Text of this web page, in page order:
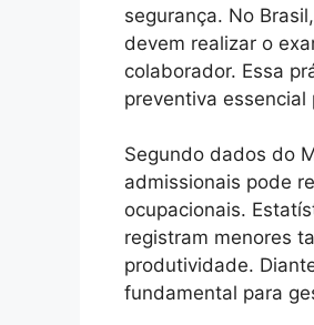
segurança. No
devem realizar o
colaborador. Essa
preventiva
Segundo dados do
admissionais pode
ocupacionais.
registram menores
produtividade.
fundamental para